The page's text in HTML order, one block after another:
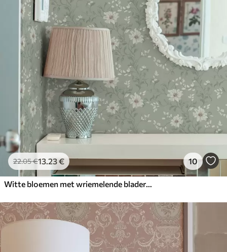
22.05€13.23€ 10
Witte bloemen met wriemelende bladeren